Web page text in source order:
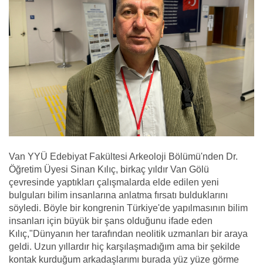
Van YYÜ Edebiyat Fakültesi Arkeoloji Bölümü'nden Dr.
Öğretim Üyesi Sinan Kılıç, birkaç yıldır Van Gölü
çevresinde yaptıkları çalışmalarda elde edilen yeni
bulguları bilim insanlarına anlatma fırsatı bulduklarını
söyledi. Böyle bir kongrenin Türkiye'de yapılmasının bilim
insanları için büyük bir şans olduğunu ifade eden
Kılıç,"Dünyanın her tarafından neolitik uzmanları bir araya
geldi. Uzun yıllardır hiç karşılaşmadığım ama bir şekilde
kontak kurduğum arkadaşlarımı burada yüz yüze görme